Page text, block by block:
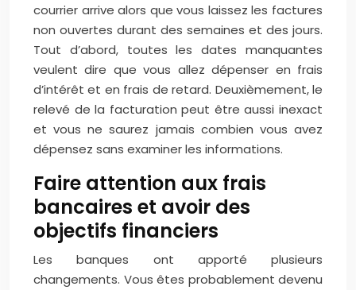
courrier arrive alors que vous laissez les factures
non ouvertes durant des semaines et des jours.
Tout d’abord, toutes les dates manquantes
veulent dire que vous allez dépenser en frais
d’intérêt et en frais de retard. Deuxièmement, le
relevé de la facturation peut être aussi inexact
et vous ne saurez jamais combien vous avez
dépensez sans examiner les informations.
Faire attention aux frais
bancaires et avoir des
objectifs financiers
Les banques ont apporté plusieurs
changements. Vous êtes probablement devenu